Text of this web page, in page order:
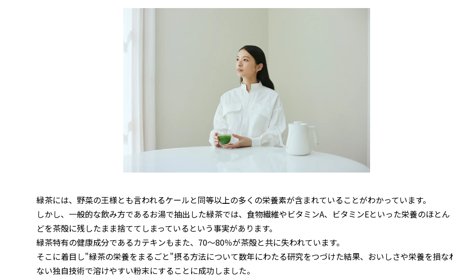
緑茶には、野菜の王様とも言われるケールと同等以上の多くの栄養素が含まれていることがわかっています。
しかし、一般的な飲み方であるお湯で抽出した緑茶では、食物繊維やビタミンA、ビタミンEといった栄養のほとん
どを茶殻に残したまま捨ててしまっているという事実があります。
緑茶特有の健康成分であるカテキンもまた、70〜80％が茶殻と共に失われています。
そこに着目し"緑茶の栄養をまるごと"摂る方法について数年にわたる研究をつづけた結果、おいしさや栄養を損な
ない独自技術で溶けやすい粉末にすることに成功しました。